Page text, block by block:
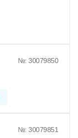
№: 30079850
№: 30079851